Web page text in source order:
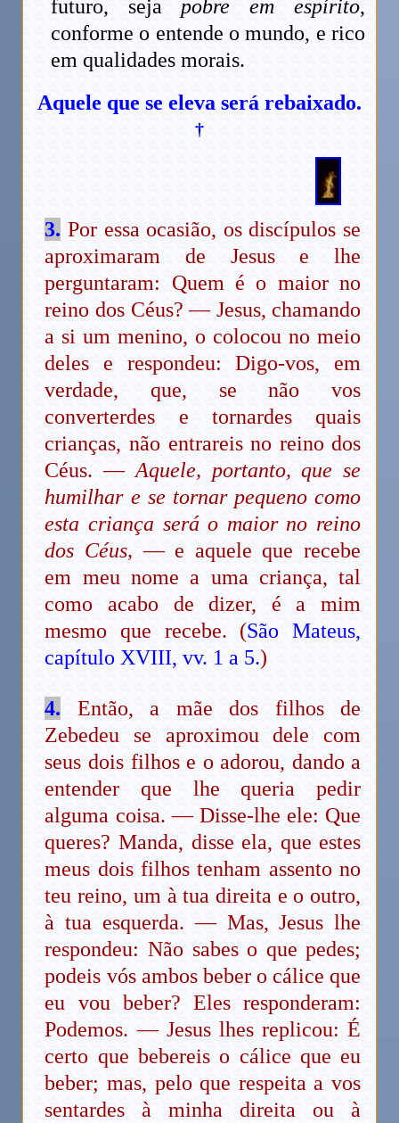
futuro, seja pobre em espírito,
conforme o entende o mundo, e rico
em qualidades morais.
Aquele que se eleva será rebaixado.
†
3. Por essa ocasião, os discípulos se
aproximaram de Jesus e lhe
perguntaram: Quem é o maior no
reino dos Céus? — Jesus, chamando
a si um menino, o colocou no meio
deles e respondeu: Digo-vos, em
verdade, que, se não vos
converterdes e tornardes quais
crianças, não entrareis no reino dos
Céus. — Aquele, portanto, que se
humilhar e se tornar pequeno como
esta criança será o maior no reino
dos Céus, — e aquele que recebe
em meu nome a uma criança, tal
como acabo de dizer, é a mim
mesmo que recebe. (São Mateus,
capítulo XVIII, vv. 1 a 5.)
4. Então, a mãe dos filhos de
Zebedeu se aproximou dele com
seus dois filhos e o adorou, dando a
entender que lhe queria pedir
alguma coisa. — Disse-lhe ele: Que
queres? Manda, disse ela, que estes
meus dois filhos tenham assento no
teu reino, um à tua direita e o outro,
à tua esquerda. — Mas, Jesus lhe
respondeu: Não sabes o que pedes;
podeis vós ambos beber o cálice que
eu vou beber? Eles responderam:
Podemos. — Jesus lhes replicou: É
certo que bebereis o cálice que eu
beber; mas, pelo que respeita a vos
sentardes à minha direita ou à